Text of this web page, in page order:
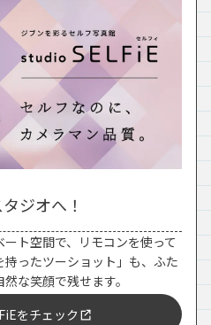
ジオへ！
ト空間で、リモコンを使って
ったツーショット」も、ふた
な笑顔で残せます。
をチェック